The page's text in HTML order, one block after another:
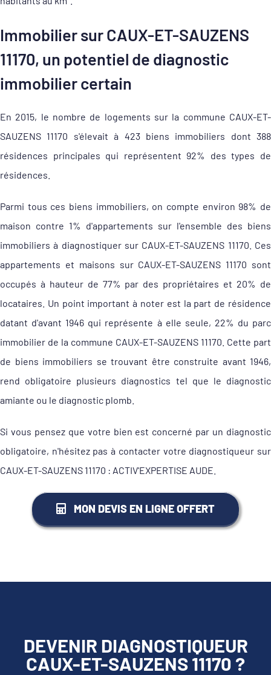
Immobilier sur CAUX-ET-SAUZENS
11170, un potentiel de diagnostic
immobilier certain
En 2015, le nombre de logements sur la commune CAUX-ET-
SAUZENS 11170 s'élevait à 423 biens immobiliers dont 388
résidences principales qui représentent 92% des types de
résidences.
Parmi tous ces biens immobiliers, on compte environ 98% de
maison contre 1% d'appartements sur l'ensemble des biens
immobiliers à diagnostiquer sur CAUX-ET-SAUZENS 11170. Ces
appartements et maisons sur CAUX-ET-SAUZENS 11170 sont
occupés à hauteur de 77% par des propriétaires et 20% de
locataires. Un point important à noter est la part de résidence
datant d'avant 1946 qui représente à elle seule, 22% du parc
immobilier de la commune CAUX-ET-SAUZENS 11170. Cette part
de biens immobiliers se trouvant être construite avant 1946,
rend obligatoire plusieurs diagnostics tel que le diagnostic
amiante ou le diagnostic plomb.
Si vous pensez que votre bien est concerné par un diagnostic
obligatoire, n'hésitez pas à contacter votre diagnostiqueur sur
CAUX-ET-SAUZENS 11170 : ACTIV'EXPERTISE AUDE.
MON DEVIS EN LIGNE OFFERT
DEVENIR DIAGNOSTIQUEUR
CAUX-ET-SAUZENS 11170 ?